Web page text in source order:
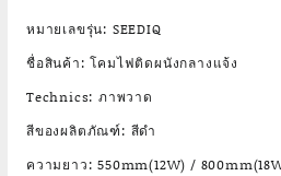
หมายเลขรุ่น: SEEDIQ
ชื่อสินค้า: โคมไฟติดผนังกลางแจ้ง
Technics: ภาพวาด
สีของผลิตภัณฑ์: สีดำ
ความยาว: 550mm(12W) /